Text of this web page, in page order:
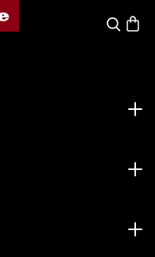
tinklalapis
Paieška